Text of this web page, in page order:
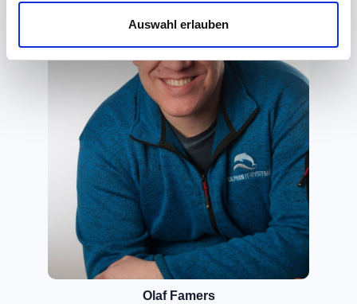
Auswahl erlauben
Olaf Famers